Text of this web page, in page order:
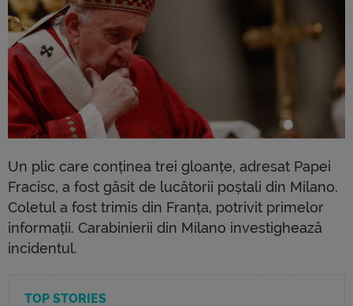
Un plic care conținea trei gloanțe, adresat Papei
Fracisc, a fost găsit de lucătorii poștali din Milano.
Coletul a fost trimis din Franța, potrivit primelor
informații. Carabinierii din Milano investighează
incidentul.
TOP STORIES